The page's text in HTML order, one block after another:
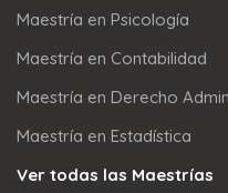
Maestría en Psicología
Maestría en Contabilidad
Maestría en Derecho
Maestría en Estadística
Ver todas las Maestrías